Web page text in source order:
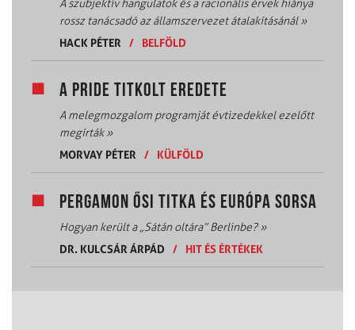
A szubjektív hangulatok és a racionális érvek hiánya
rossz tanácsadó az államszervezet átalakításánál»
HACK PÉTER
/ BELFÖLD
A PRIDE TITKOLT EREDETE
A melegmozgalom programját évtizedekkel ezelőtt
megírták»
MORVAY PÉTER
/ KÜLFÖLD
PERGAMON ŐSI TITKA ÉS EURÓPA SORSA
Hogyan került a „Sátán oltára” Berlinbe?»
DR. KULCSÁR ÁRPÁD
/ HIT ÉS ÉRTÉKEK